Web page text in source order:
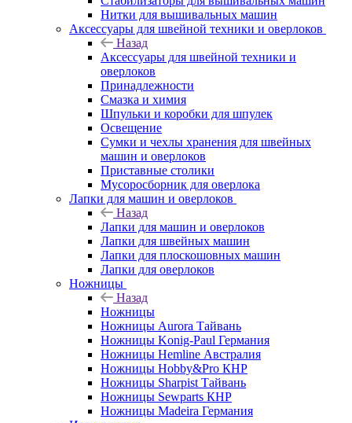
Нитки для вышивальных машин
Аксессуары для швейной техники и оверлоков
Назад
Аксессуары для швейной техники и
оверлоков
Принадлежности
Смазка и химия
Шпульки и коробки для шпулек
Освещение
Сумки и чехлы хранения для швейных
машин и оверлоков
Приставные столики
Мусоросборник для оверлока
Лапки для машин и оверлоков
Назад
Лапки для машин и оверлоков
Лапки для швейных машин
Лапки для плоскошовных машин
Лапки для оверлоков
Ножницы
Назад
Ножницы
Ножницы Aurora Тайвань
Ножницы Konig-Paul Германия
Ножницы Hemline Австралия
Ножницы Hobby&Pro КНР
Ножницы Sharpist Тайвань
Ножницы Sewparts КНР
Ножницы Madeira Германия